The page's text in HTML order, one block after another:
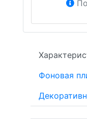
Фоновая